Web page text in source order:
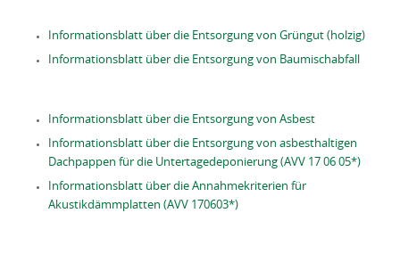
Informationsblatt über die Entsorgung von Grüngut (holzig)
Informationsblatt über die Entsorgung von Baumischabfall
Informationsblatt über die Entsorgung von Asbest
Informationsblatt über die Entsorgung von asbesthaltigen
Dachpappen für die Untertagedeponierung (AVV 17 06 05*)
Informationsblatt über die Annahmekriterien für
Akustikdämmplatten (AVV 170603*)